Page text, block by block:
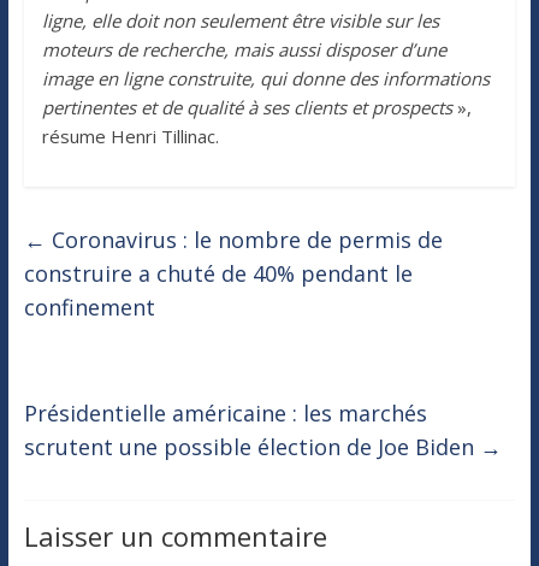
ligne, elle doit non seulement être visible sur les
moteurs de recherche, mais aussi disposer d’une
image en ligne construite, qui donne des informations
pertinentes et de qualité à ses clients et prospects »,
résume Henri Tillinac.
← Coronavirus : le nombre de permis de
construire a chuté de 40% pendant le
confinement
Présidentielle américaine : les marchés
scrutent une possible élection de Joe Biden →
Laisser un commentaire